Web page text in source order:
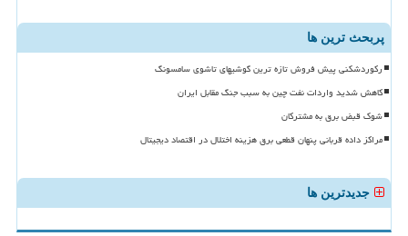
پربحث ترین ها
رکوردشکنی پیش فروش تازه ترین گوشیهای تاشوی سامسونگ
کاهش شدید واردات نفت چین به سبب جنگ مقابل ایران
شوک قبض برق به مشترکان
مراکز داده قربانی پنهان قطعی برق هزینه اختلال در اقتصاد دیجیتال
جدیدترین ها